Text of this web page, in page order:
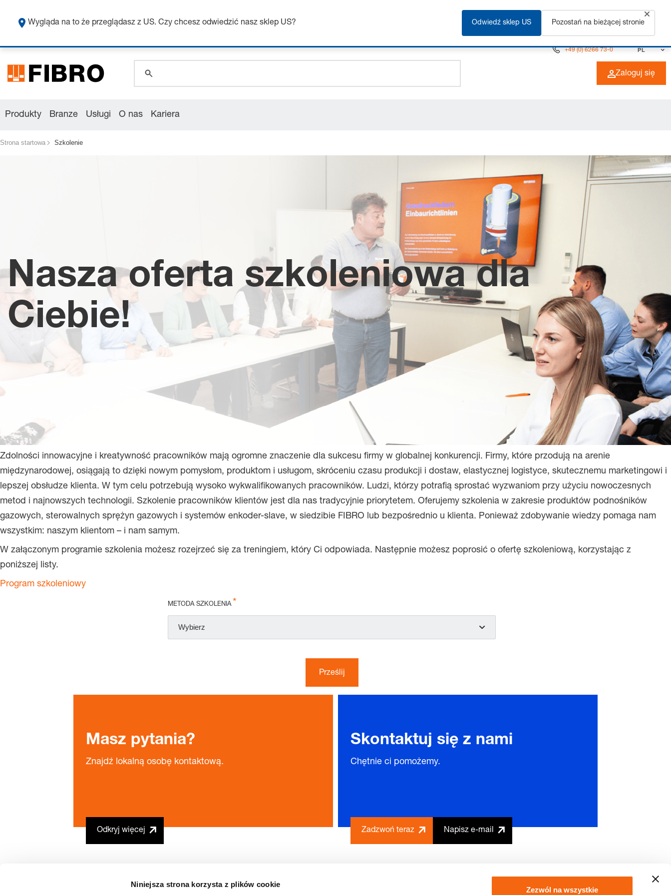
Niniejsza strona korzysta z plików cookie
Zezwól na wszystkie
+49 (0) 6266 73-0 PL
global.search.placeholder.name
Zaloguj się
Produkty Branze Usługi O nas Kariera
Strona startowa Szkolenie
Nasza oferta szkoleniowa dla
Ciebie!
Zdolności innowacyjne i kreatywność pracowników mają ogromne znaczenie dla sukcesu firmy w globalnej konkurencji. Firmy, które przodują na arenie
międzynarodowej, osiągają to dzięki nowym pomysłom, produktom i usługom, skróceniu czasu produkcji i dostaw, elastycznej logistyce, skutecznemu marketingowi i
lepszej obsłudze klienta. W tym celu potrzebują wysoko wykwalifikowanych pracowników. Ludzi, którzy potrafią sprostać wyzwaniom przy użyciu nowoczesnych
metod i najnowszych technologii. Szkolenie pracowników klientów jest dla nas tradycyjnie priorytetem. Oferujemy szkolenia w zakresie produktów podnośników
gazowych, sterowalnych sprężyn gazowych i systemów enkoder-slave, w siedzibie FIBRO lub bezpośrednio u klienta. Ponieważ zdobywanie wiedzy pomaga nam
wszystkim: naszym klientom – i nam samym.
W załączonym programie szkolenia możesz rozejrzeć się za treningiem, który Ci odpowiada. Następnie możesz poprosić o ofertę szkoleniową, korzystając z
poniższej listy.
Program szkoleniowy
METODA SZKOLENIA
Wybierz
Prześlij
Masz pytania?
Znajdź lokalną osobę kontaktową.
Odkryj więcej
Skontaktuj się z nami
Chętnie ci pomożemy.
Zadzwoń teraz Napisz e-mail
Wygląda na to że przeglądasz z US. Czy chcesz odwiedzić nasz sklep US? Odwiedź sklep US Pozostań na bieżącej stronie